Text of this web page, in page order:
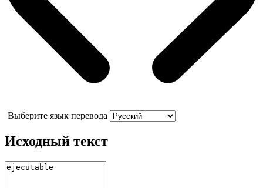
Выберите язык перевода
Исходный текст